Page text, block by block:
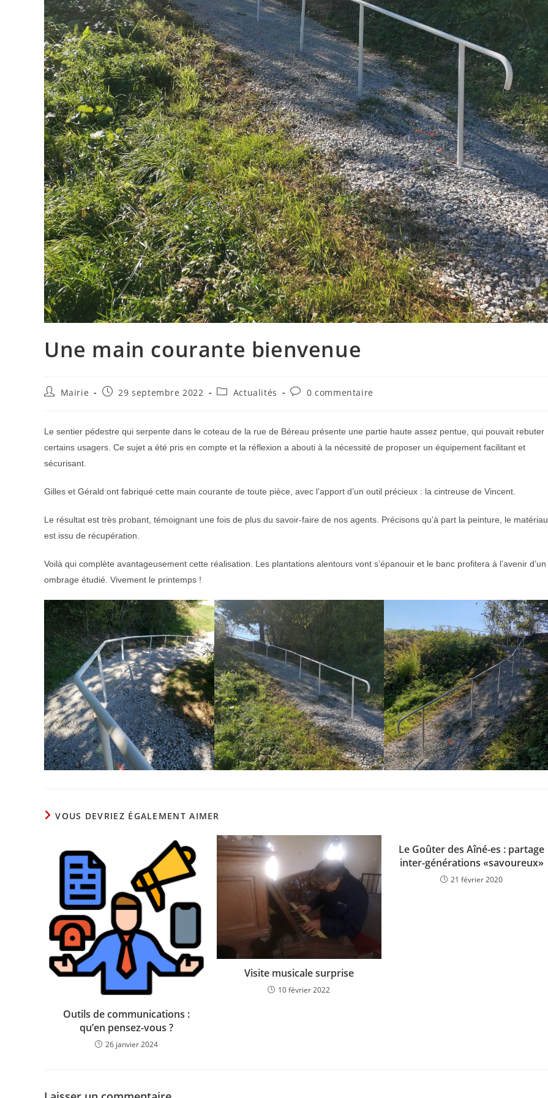
Une main courante bienvenue
Auteur/autrice
publication :
Mairie
Publication
29 septembre 2022
PostActualités
Commentaires
publication :
0 commentaire
Le sentier pédestre qui serpente dans le coteau de la rue de Béreau présente une partie haute assez pentue, qui pouvait rebuter
certains usagers. Ce sujet a été pris en compte et la réflexion a abouti à la nécessité de proposer un équipement facilitant et
sécurisant.
Gilles et Gérald ont fabriqué cette main courante de toute pièce, avec l’apport d’un outil précieux : la cintreuse de Vincent.
Le résultat est très probant, témoignant une fois de plus du savoir-faire de nos agents. Précisons qu’à part la peinture, le matériau
est issu de récupération.
Voilà qui complète avantageusement cette réalisation. Les plantations alentours vont s’épanouir et le banc profitera à l’avenir d’un
ombrage étudié. Vivement le printemps !
VOUS DEVRIEZ ÉGALEMENT AIMER
Outils de communications :
qu’en pensez-vous ?
26 janvier 2024
Visite musicale surprise
10 février 2022
Le Goûter des Aîné-es : partage
inter-générations «savoureux»
21 février 2020